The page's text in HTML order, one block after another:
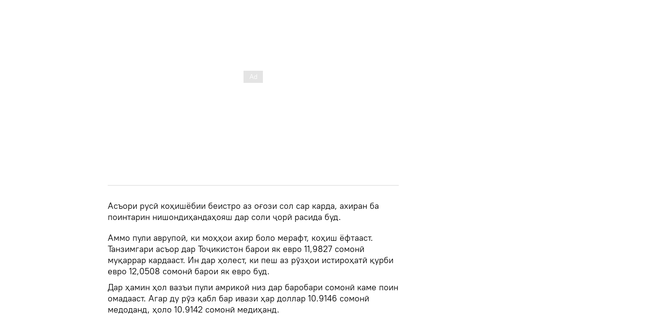
Асъори русӣ коҳишёбии беистро аз оғози сол сар карда, ахиран ба
поинтарин нишондиҳандаҳояш дар соли ҷорӣ расида буд.
Аммо пули аврупоӣ, ки моҳҳои ахир боло мерафт, коҳиш ёфтааст.
Танзимгари асъор дар Тоҷикистон барои як евро 11,9827 сомонӣ
муқаррар кардааст. Ин дар ҳолест, ки пеш аз рӯзҳои истироҳатӣ қурби
евро 12,0508 сомонӣ барои як евро буд.
Дар ҳамин ҳол вазъи пули амрикоӣ низ дар баробари сомонӣ каме поин
омадааст. Агар ду рӯз қабл бар ивази ҳар доллар 10.9146 сомонӣ
медоданд, ҳоло 10.9142 сомонӣ медиҳанд.